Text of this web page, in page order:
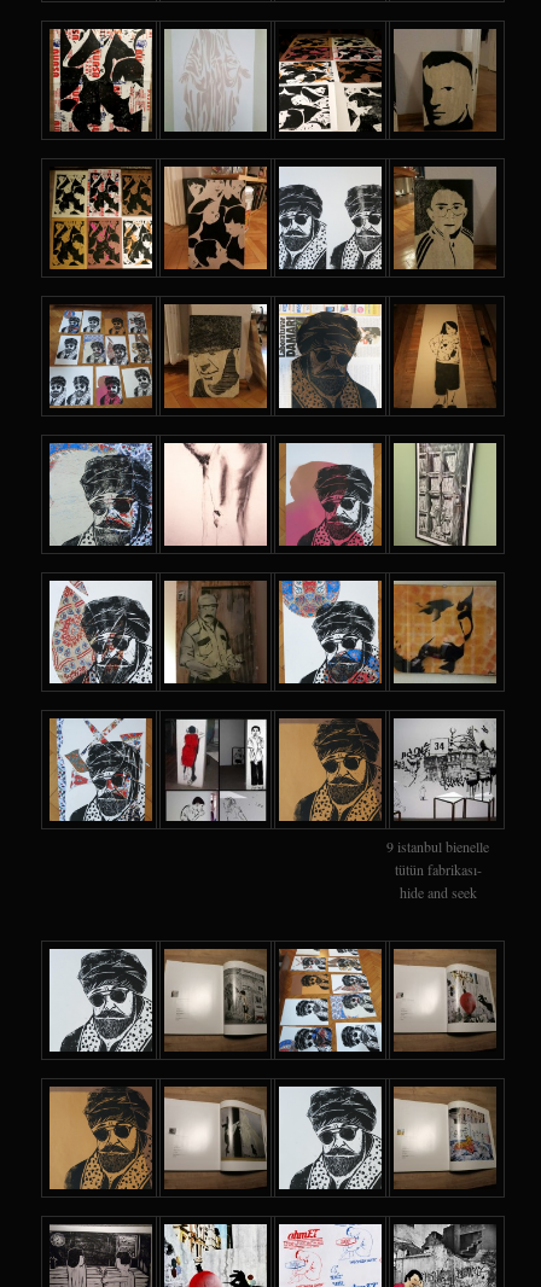
9 istanbul bienelle
tütün fabrikası-
hide and seek